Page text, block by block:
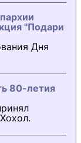
"Подари
Дня
80-летия